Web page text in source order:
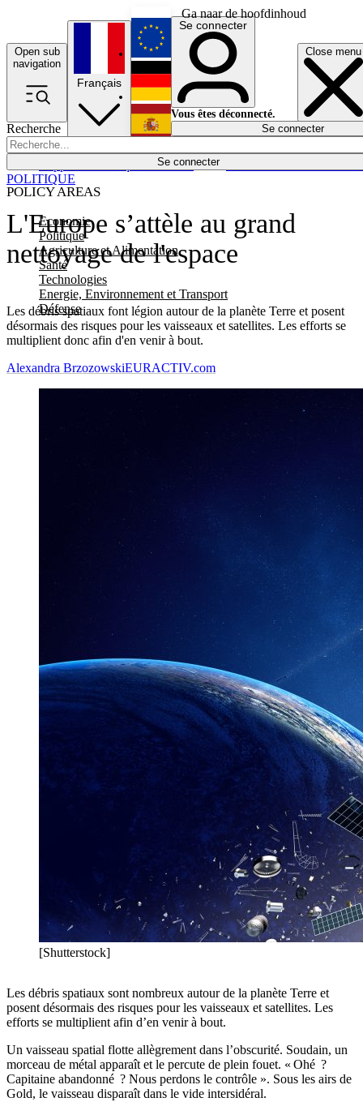
Ga naar de hoofdinhoud
Open sub
navigation
Close menu
Recherche
Se connecter
POLICY AREAS
Economie
Politique
Agriculture et Alimentation
Santé
Technologies
Energie, Environnement et Transport
Défense
Économie
Français
English
Deutsch
Español
Se connecter
Vous êtes déconnecté.
Se connecter
L'Europe s’attèle au grand
nettoyage de l'espace
Les débris spatiaux font légion autour de la planète Terre et posent
désormais des risques pour les vaisseaux et satellites. Les efforts se
multiplient donc afin d'en venir à bout.
POLITIQUE
Alexandra BrzozowskiEURACTIV.com
[Shutterstock]
Les débris spatiaux sont nombreux autour de la planète Terre et
posent désormais des risques pour les vaisseaux et satellites. Les
efforts se multiplient afin d’en venir à bout.
Un vaisseau spatial flotte allègrement dans l’obscurité. Soudain, un
morceau de métal apparaît et le percute de plein fouet. « Ohé ?
Capitaine abandonné ? Nous perdons le contrôle ». Sous les airs de
Gold, le vaisseau disparaît dans le vide intersidéral.